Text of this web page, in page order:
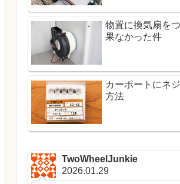
物置に換気扇を
果なかった件
カーポートにネ
方法
TwoWheelJunkie
2026.01.29